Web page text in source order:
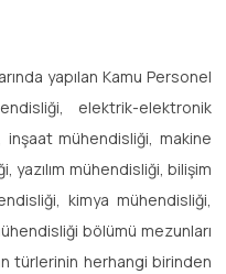
yapılan Kamu Personel
elektrik-elektronik
mühendisliği, makine
yazılım mühendisliği, bilişim
kimya mühendisliği,
bölümü mezunları
türlerinin herhangi birinden